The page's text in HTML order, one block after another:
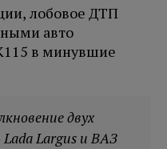
лобовое ДТП
авто
в минувшие
двух
Largus и ВАЗ